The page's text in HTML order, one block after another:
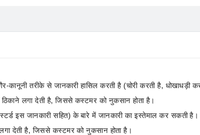
तरीके से जानकारी हासिल करती है (चोरी करती है, धोखाधड़ी
लगा देती है, जिससे कस्टमर को नुकसान होता है।
इस जानकारी सहित) के बारे में जानकारी का इस्तेमाल कर सकती
देती है, जिससे कस्टमर को नुकसान होता है।